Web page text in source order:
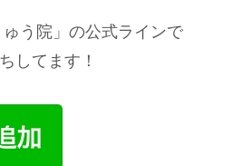
う院」の公式ラインで
してます！